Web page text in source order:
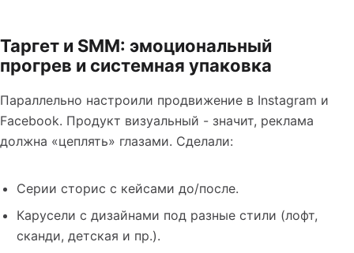
Таргет и SMM: эмоциональный
прогрев и системная упаковка
Параллельно настроили продвижение в Instagram и
Facebook. Продукт визуальный - значит, реклама
должна «цеплять» глазами. Сделали:
Серии сторис с кейсами до/после.
Карусели с дизайнами под разные стили (лофт,
сканди, детская и пр.).